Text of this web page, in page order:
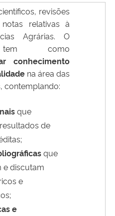
revisões
relativas à
Agrárias. O
como
conhecimento
na área das
contemplando:
que
de
que
e discutam
e
e